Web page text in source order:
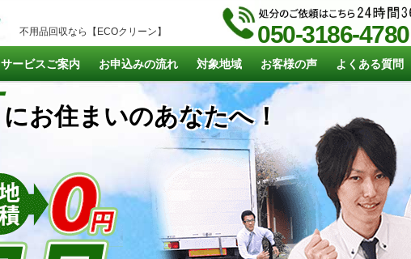
不用品回収なら【ECOクリーン】 050-3186-4780
サービスご案内 お申込みの流れ 対象地域 お客様の声 よくある質問
にお住まいのあなたへ！